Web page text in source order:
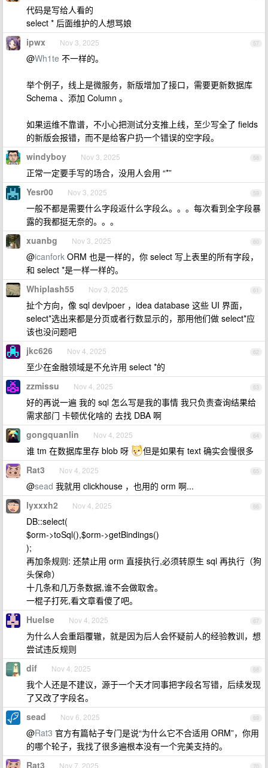
代码是写给人看的
select * 后面维护的人想骂娘
57
ipwx Nov 3, 2025
@Wh1te 不一样的。
举个例子，线上是微服务，新版增加了接口，需要更新数据库
Schema 、添加 Column 。
如果运维不靠谱，不小心把测试分支推上线，至少写全了 fields
的新版会报错，而不是给客户扔一个错误的空字段。
58
windyboy Nov 3, 2025
正常一定要手写的场合，没用人会用 “*”
59
Yesr00 Nov 3, 2025
一般不都是需要什么字段返什么字段么。。。每次看到全字段暴
露的我都挺无奈的。。。
60
xuanbg Nov 3, 2025
@icanfork ORM 也是一样的，你 select 写上表里的所有字段，
和 select *是一样一样的。
61
Whiplash55 Nov 3, 2025
扯个方向，像 sql devlpoer ，idea database 这些 UI 界面，
select*选出来都是分页或者行数显示的，那用他们做 select*应
该也没问题吧
62
jkc626 Nov 4, 2025
至少在金融领域是不允许用 select *的
63
zzmissu Nov 4, 2025
好的再说一遍 我的 sql 怎么写是我的事情 我只负责查询结果给
需求部门 卡顿优化啥的 去找 DBA 啊
64
gongquanlin Nov 4, 2025
谁 tm 在数据库里存 blob 呀 但是如果有 text 确实会慢很多
65
Rat3 Nov 4, 2025
@sead 我就用 clickhouse ，也用的 orm 啊...
66
lyxxxh2 Nov 4, 2025
DB::select(
$orm->toSql(),$orm->getBindings()
);
再加条规则: 还禁止用 orm 直接执行,必须转原生 sql 再执行（狗
头保命）
十几条和几万条数据,谁不会做取舍。
一棍子打死,看文章看傻了吧。
67
Huelse Nov 4, 2025
为什么人会重蹈覆辙，就是因为后人会怀疑前人的经验教训，想
尝试违反规则
68
dif Nov 4, 2025
我个人还是不建议，源于一个天才同事把字段名写错，后续发现
了又改了字段名。
69
sead Nov 6, 2025
@Rat3 官方有篇帖子专门是说“为什么它不合适用 ORM”，你用
的哪个轮子，我找了很多遍根本没有一个完美支持的。
Rat3 Nov 7, 2025